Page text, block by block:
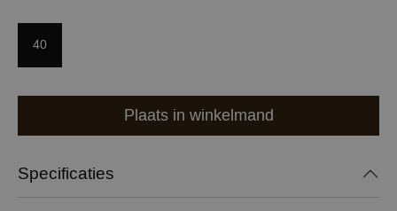
40
Plaats in winkelmand
Specificaties